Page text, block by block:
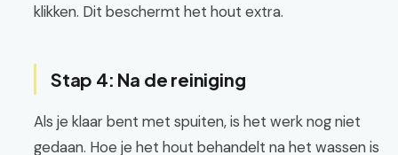
klikken. Dit beschermt het hout extra.
Stap 4: Na de reiniging
Als je klaar bent met spuiten, is het werk nog niet
gedaan. Hoe je het hout behandelt na het wassen is